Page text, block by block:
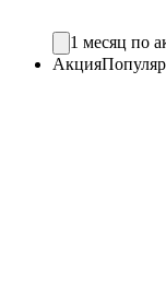
1 месяц по
Акция